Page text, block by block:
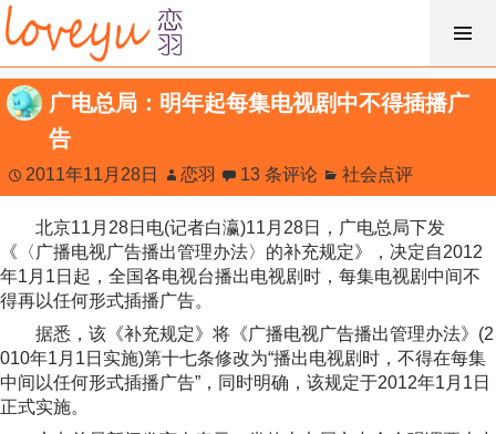
跳
过
内
容
广电总局：明年起每集电视剧中不得插播广
告
2011年11月28日 恋羽 13 条评论 社会点评
北京11月28日电(记者白瀛)11月28日，广电总局下发
《〈广播电视广告播出管理办法〉的补充规定》，决定自2012
年1月1日起，全国各电视台播出电视剧时，每集电视剧中间不
得再以任何形式插播广告。
据悉，该《补充规定》将《广播电视广告播出管理办法》(2
010年1月1日实施)第十七条修改为“播出电视剧时，不得在每集
中间以任何形式插播广告”，同时明确，该规定于2012年1月1日
正式实施。